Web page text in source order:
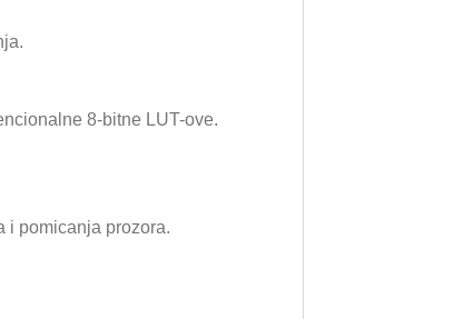
8-bitne LUT-ove.
i pomicanja prozora.